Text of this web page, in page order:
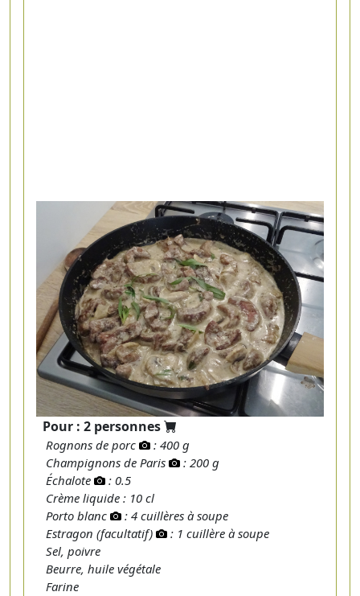
Pour : 2 personnes
Rognons de porc
: 400 g
Champignons de Paris
: 200 g
Échalote
: 0.5
Crème liquide : 10 cl
Porto blanc
: 4 cuillères à soupe
Estragon (facultatif)
: 1 cuillère à soupe
Sel, poivre
Beurre, huile végétale
Farine